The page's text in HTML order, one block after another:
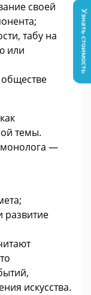
своей
табу на
или
темы.
—
развитие
искусства.
Узнать стоимость